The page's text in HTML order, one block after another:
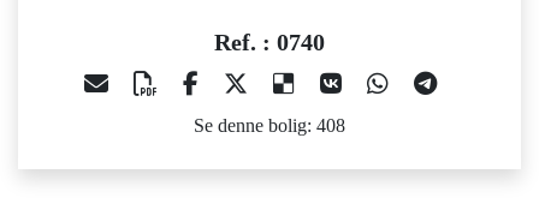
Ref. : 0740
Se denne bolig: 408